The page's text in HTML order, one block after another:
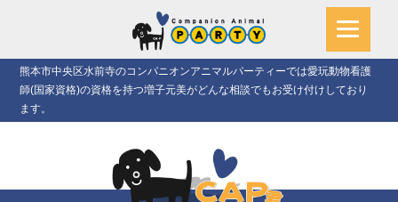
熊本市中央区水前寺のコンパニオンアニマルパーティーでは愛玩動物看護
師(国家資格)の資格を持つ増子元美がどんな相談でもお受け付けしており
ます。